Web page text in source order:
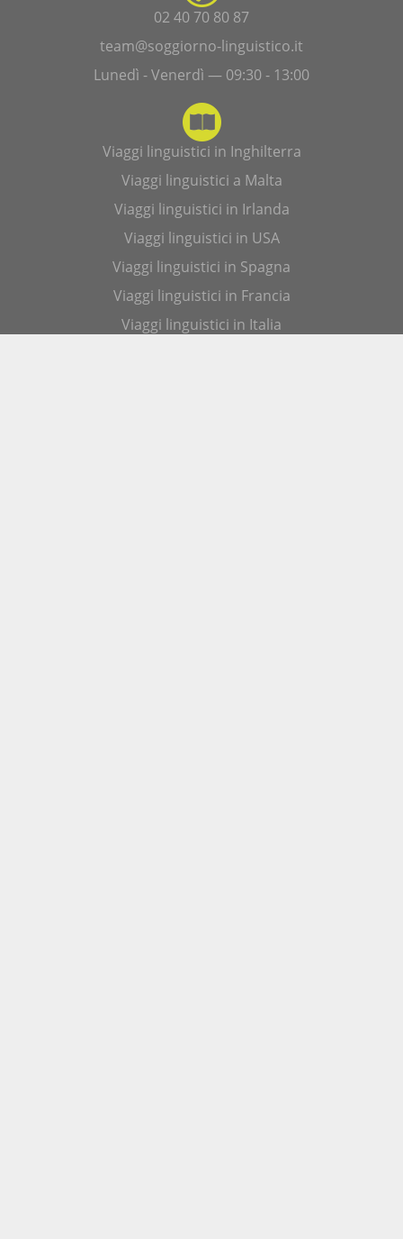
02 40 70 80 87
team@soggiorno-linguistico.it
Lunedì - Venerdì — 09:30 - 13:00
Viaggi linguistici in Inghilterra
Viaggi linguistici a Malta
Viaggi linguistici in Irlanda
Viaggi linguistici in USA
Viaggi linguistici in Spagna
Viaggi linguistici in Francia
Viaggi linguistici in Italia